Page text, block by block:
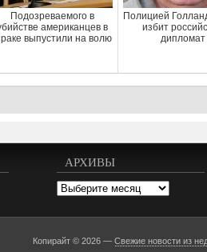
Подозреваемого в
американцев в
выпустили на волю
Полицией
избит
дипломат
АРХИВЫ
Архивы
Копирайт © 2026 —Свежие новости из